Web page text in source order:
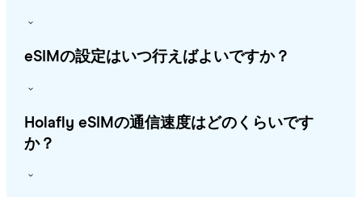
eSIMの設定はいつ行えばよいですか？
Holafly eSIMの通信速度はどのくらいです
か？